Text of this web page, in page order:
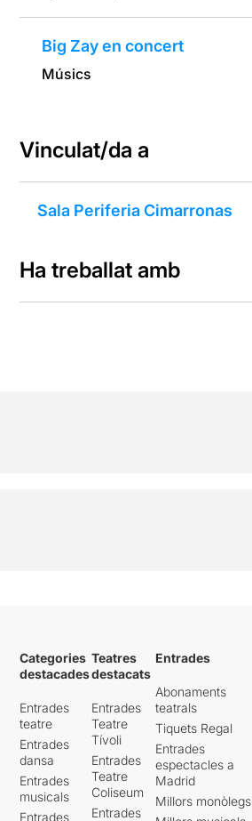
Big Zay en concert
Músics
Vinculat/da a
Sala Periferia Cimarronas
Ha treballat amb
Categories
destacades
Entrades
teatre
Entrades
dansa
Entrades
musicals
Entrades
Teatres
destacats
Entrades
Teatre
Tívoli
Entrades
Teatre
Coliseum
Entrades
Entrades
Abonaments
teatrals
Tiquets Regal
Entrades
espectacles a
Madrid
Millors monòlegs